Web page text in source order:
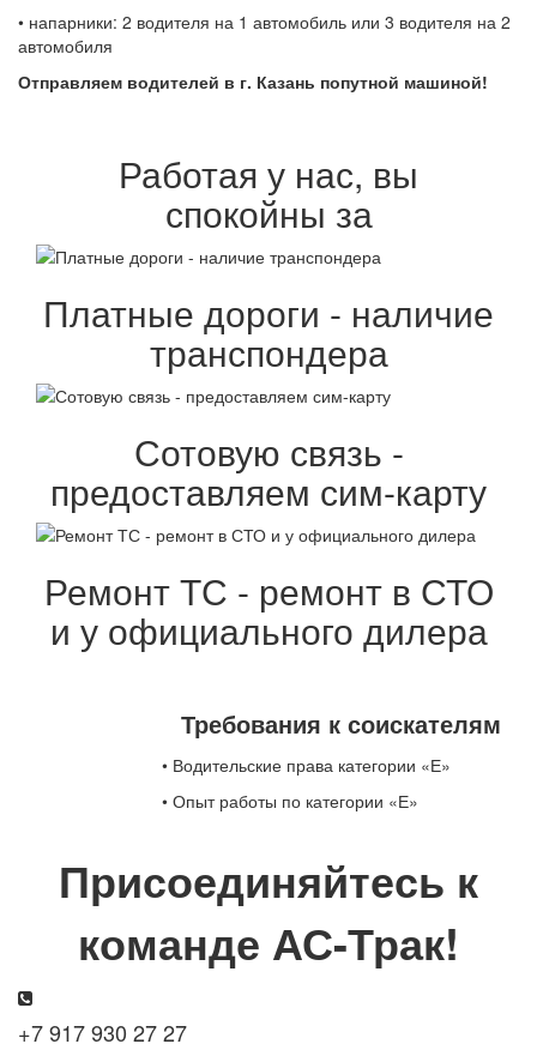
• напарники: 2 водителя на 1 автомобиль или 3 водителя на 2
автомобиля
Отправляем водителей в г. Казань попутной машиной!
Работая у нас, вы
спокойны за
Платные дороги - наличие
транспондера
Сотовую связь -
предоставляем сим-карту
Ремонт ТС - ремонт в СТО
и у официального дилера
Требования к соискателям
• Водительские права категории «Е»
• Опыт работы по категории «Е»
Присоединяйтесь к
команде АС-Трак!
+7 917 930 27 27